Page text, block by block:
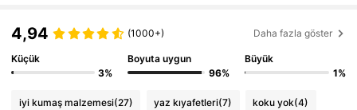
4,94 (1000+) Daha fazla göster
Küçük
3%
Boyuta uygun
96%
Büyük
1%
iyi kumaş malzemesi(27) yaz kıyafetleri(7) koku yok(4)